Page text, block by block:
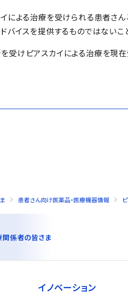
イによる治療を受けられる患者
バイスを提供するものではない
受けピアスカイによる治療を現
患者さん向け医薬品・医療機器情報
関係者の皆さま
イノベーション